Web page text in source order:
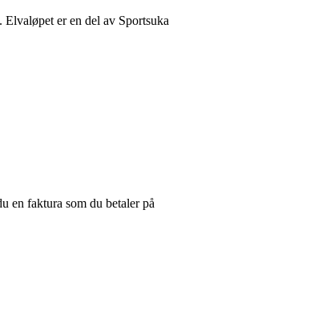
er en del av Sportsuka
en faktura som du betaler på